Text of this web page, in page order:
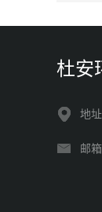
杜安
地
邮